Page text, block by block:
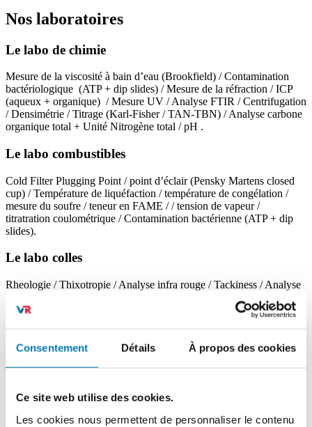
Consentement Détails À propos des cookies
Ce site web utilise des cookies.
Les cookies nous permettent de personnaliser le contenu
Nos laboratoires
Le labo de chimie
Mesure de la viscosité à bain d’eau (Brookfield) / Contamination
bactériologique (ATP + dip slides) / Mesure de la réfraction / ICP
(aqueux + organique) / Mesure UV / Analyse FTIR / Centrifugation
/ Densimétrie / Titrage (Karl-Fisher / TAN-TBN) / Analyse carbone
organique total + Unité Nitrogène total / pH .
Le labo combustibles
Cold Filter Plugging Point / point d’éclair (Pensky Martens closed
cup) / Température de liquéfaction / température de congélation /
mesure du soufre / teneur en FAME / / tension de vapeur /
titratration coulométrique / Contamination bactérienne (ATP + dip
slides).
Le labo colles
Rheologie / Thixotropie / Analyse infra rouge / Tackiness / Analyse
Index de réfraction
Pour mesurer la teneur en urée . Index de
réfraction (à 20°C) doit se trouver entre
1,3814 et 1,3843 .